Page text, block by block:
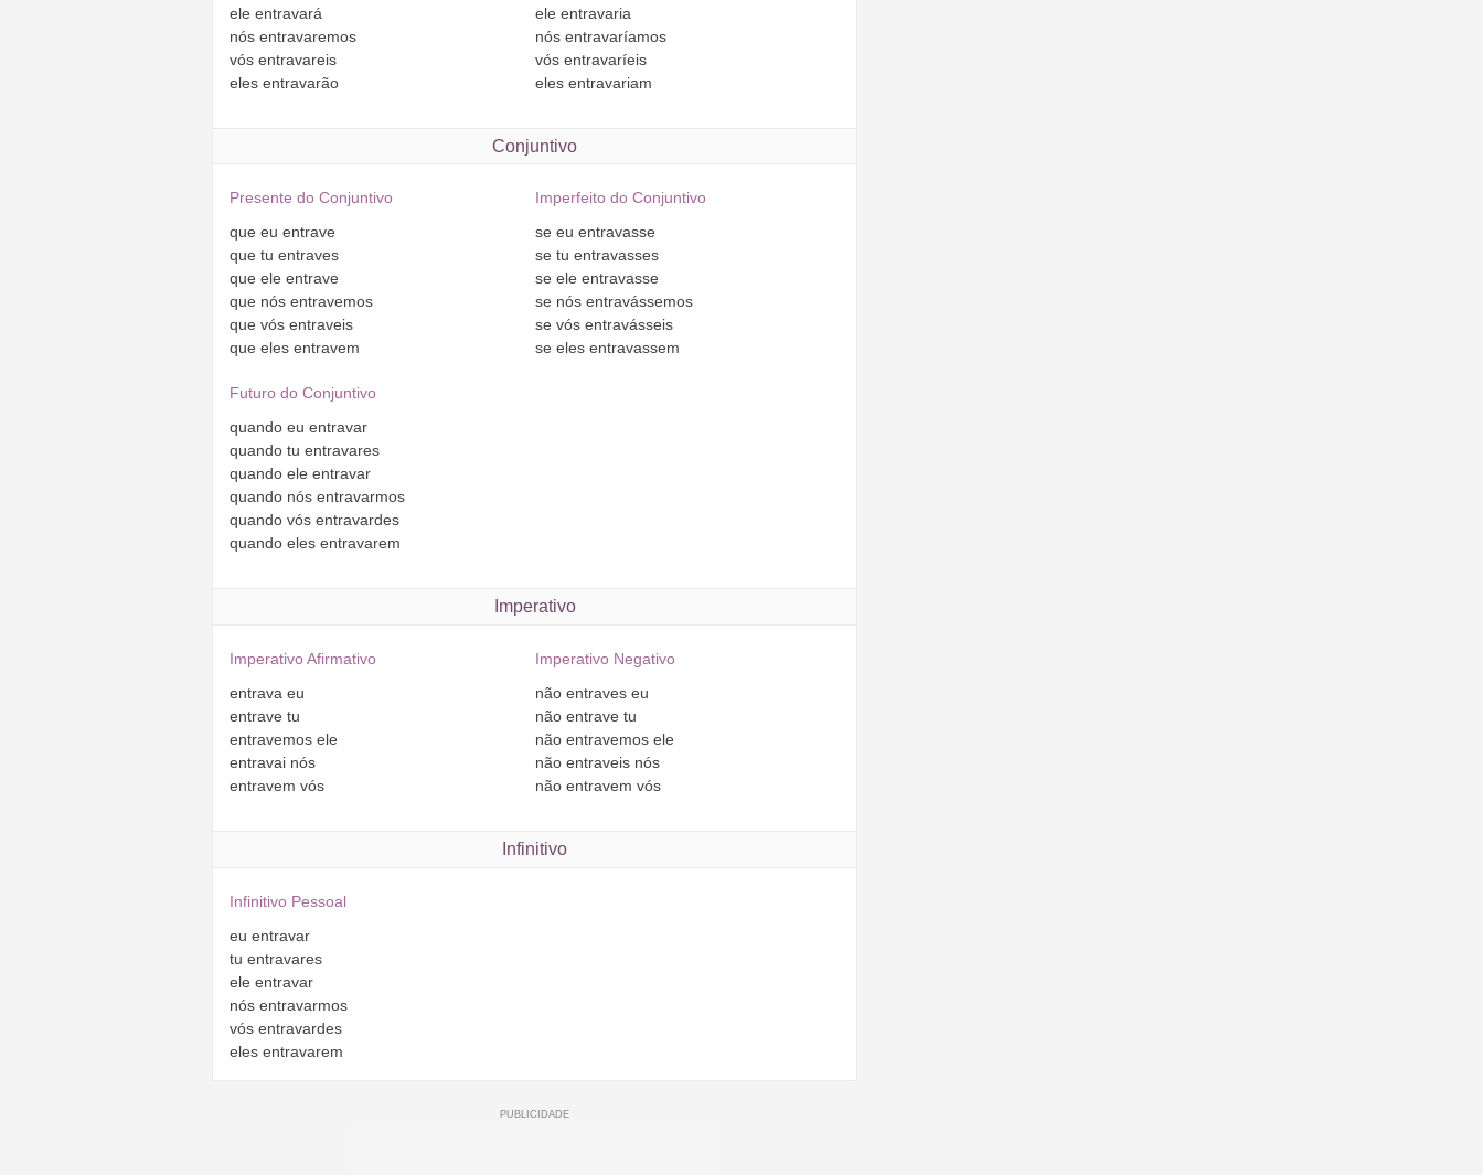
ele entravará
nós entravaremos
vós entravareis
eles entravarão
ele entravaria
nósentravaríamos
vósentravaríeis
elesentravariam
Conjuntivo
Presente do Conjuntivo
que eu entrave
que tu entraves
que ele entrave
que nós entravemos
que vós entraveis
que eles entravem
Imperfeito do Conjuntivo
se eu entravasse
se tu entravasses
se ele entravasse
se nósentravássemos
se vósentravásseis
se elesentravassem
Futuro do Conjuntivo
quando eu entravar
quando tu entravares
quando ele entravar
quando nós entravarmos
quando vós entravardes
quando eles entravarem
Imperativo
Imperativo Afirmativo
entrava eu
entrave tu
entravemos ele
entravai nós
entravem vós
Imperativo Negativo
nãoentraves eu
nãoentrave tu
nãoentravemos ele
nãoentraveis nós
nãoentravem vós
Infinitivo
Infinitivo Pessoal
eu entravar
tu entravares
ele entravar
nós entravarmos
vós entravardes
eles entravarem